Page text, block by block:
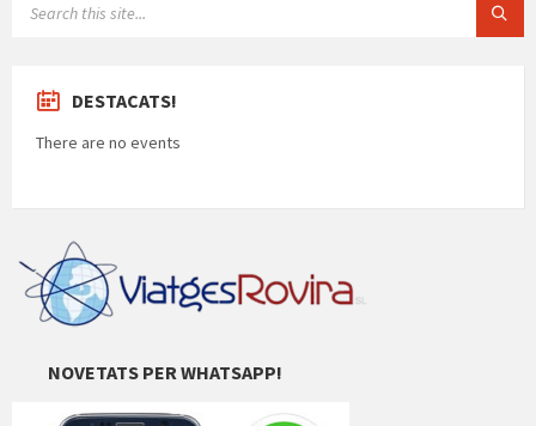
DESTACATS!
There are no events
NOVETATS PER WHATSAPP!